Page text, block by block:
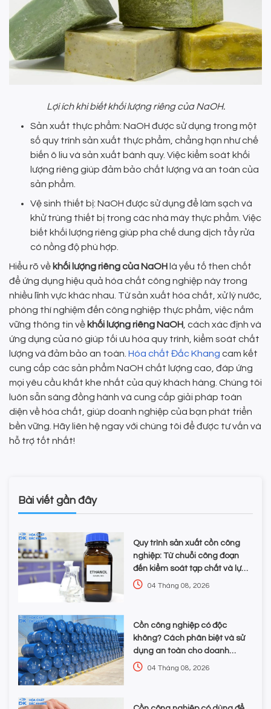
Lợi ích khi biết khối lượng riêng của NaOH.
Sản xuất thực phẩm: NaOH được sử dụng trong một
số quy trình sản xuất thực phẩm, chẳng hạn như chế
biến ô liu và sản xuất bánh quy. Việc kiểm soát khối
lượng riêng giúp đảm bảo chất lượng và an toàn của
sản phẩm.
Vệ sinh thiết bị: NaOH được sử dụng để làm sạch và
khử trùng thiết bị trong các nhà máy thực phẩm. Việc
biết khối lượng riêng giúp pha chế dung dịch tẩy rửa
có nồng độ phù hợp.
Hiểu rõ về khối lượng riêng của NaOH là yếu tố then chốt
để ứng dụng hiệu quả hóa chất công nghiệp này trong
nhiều lĩnh vực khác nhau. Từ sản xuất hóa chất, xử lý nước,
phòng thí nghiệm đến công nghiệp thực phẩm, việc nắm
vững thông tin về khối lượng riêng NaOH , cách xác định và
ứng dụng của nó giúp tối ưu hóa quy trình, kiểm soát chất
lượng và đảm bảo an toàn. Hóa chất Đắc Khang cam kết
cung cấp các sản phẩm NaOH chất lượng cao, đáp ứng
mọi yêu cầu khắt khe nhất của quý khách hàng. Chúng tôi
luôn sẵn sàng đồng hành và cung cấp giải pháp toàn
diện về hóa chất, giúp doanh nghiệp của bạn phát triển
bền vững. Hãy liên hệ ngay với chúng tôi để được tư vấn và
hỗ trợ tốt nhất!
Bài viết gần đây
Quy trình sản xuất cồn công
nghiệp: Từ chuỗi công đoạn
đến kiểm soát tạp chất và lựa
chọn hóa chất
04 Tháng 08, 2026
Cồn công nghiệp có độc
không? Cách phân biệt và sử
dụng an toàn cho doanh
nghiệp
04 Tháng 08, 2026